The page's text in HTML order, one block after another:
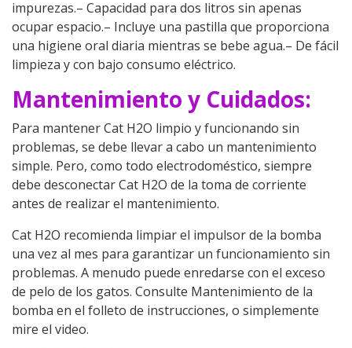
impurezas.– Capacidad para dos litros sin apenas
ocupar espacio.– Incluye una pastilla que proporciona
una higiene oral diaria mientras se bebe agua.– De fácil
limpieza y con bajo consumo eléctrico.
Mantenimiento y Cuidados:
Para mantener Cat H2O limpio y funcionando sin
problemas, se debe llevar a cabo un mantenimiento
simple. Pero, como todo electrodoméstico, siempre
debe desconectar Cat H2O de la toma de corriente
antes de realizar el mantenimiento.
Cat H2O recomienda limpiar el impulsor de la bomba
una vez al mes para garantizar un funcionamiento sin
problemas. A menudo puede enredarse con el exceso
de pelo de los gatos. Consulte Mantenimiento de la
bomba en el folleto de instrucciones, o simplemente
mire el video.